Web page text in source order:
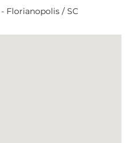
Florianopolis / SC